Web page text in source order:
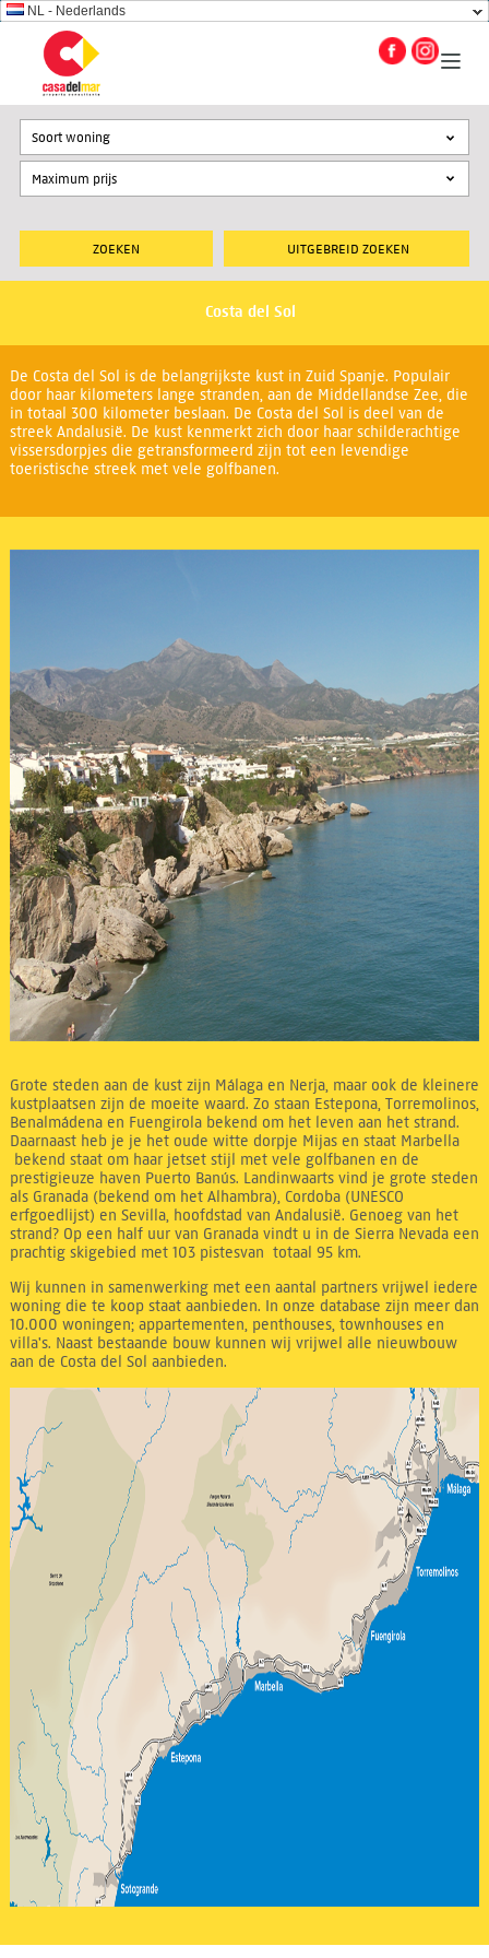
NL - Nederlands
UITGEBREID ZOEKEN
Soort woning
Costa del Sol
De Costa del Sol is de belangrijkste kust in Zuid Spanje. Populair
door haar kilometers lange stranden, aan de Middellandse Zee, die
in totaal 300 kilometer beslaan. De Costa del Sol is deel van de
streek Andalusië. De kust kenmerkt zich door haar schilderachtige
vissersdorpjes die getransformeerd zijn tot een levendige
toeristische streek met vele golfbanen.
Grote steden aan de kust zijn Málaga en Nerja, maar ook de kleinere
kustplaatsen zijn de moeite waard. Zo staan Estepona, Torremolinos,
Benalmádena en Fuengirola bekend om het leven aan het strand.
Daarnaast heb je je het oude witte dorpje Mijas en staat Marbella
bekend staat om haar jetset stijl met vele golfbanen en de
prestigieuze haven Puerto Banús. Landinwaarts vind je grote steden
als Granada (bekend om het Alhambra), Cordoba (UNESCO
erfgoedlijst) en Sevilla, hoofdstad van Andalusië. Genoeg van het
strand? Op een half uur van Granada vindt u in de Sierra Nevada een
prachtig skigebied met 103 pistesvan totaal 95 km.
Wij kunnen in samenwerking met een aantal partners vrijwel iedere
woning die te koop staat aanbieden. In onze database zijn meer dan
10.000 woningen; appartementen, penthouses, townhouses en
villa's. Naast bestaande bouw kunnen wij vrijwel alle nieuwbouw
aan de Costa del Sol aanbieden.